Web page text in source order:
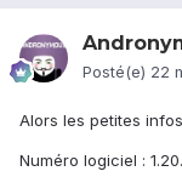
Posté(e) 22
Alors les petites
Numéro logiciel :